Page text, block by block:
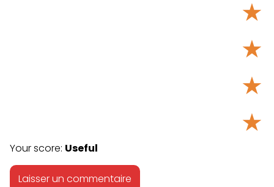
★
★
★
★
Your score: Useful